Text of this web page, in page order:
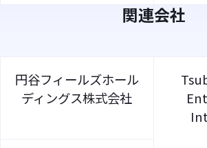
関連会社
円谷フィールズホール
ディングス株式会社